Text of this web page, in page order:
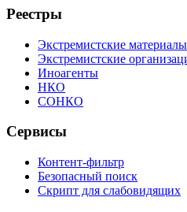
Реестры
Экстремистские материалы
Экстремистские
Иноагенты
НКО
СОНКО
Сервисы
Контент-фильтр
Безопасный поиск
Скрипт для слабовидящих